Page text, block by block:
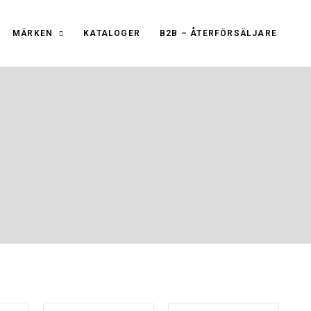
MÄRKEN KATALOGER B2B – ÅTERFÖRSÄLJARE